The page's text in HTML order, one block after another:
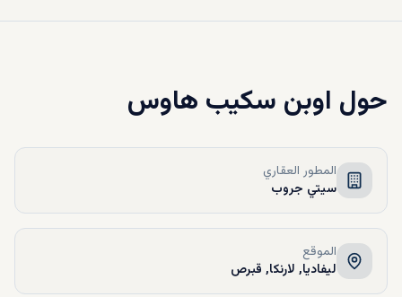
حول اوبن سكيب هاوس
المطور العقاري
سيتي جروب
الموقع
ليفاديا, لارنكا, قبرص